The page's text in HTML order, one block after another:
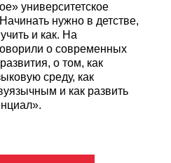
университетское
нужно в детстве,
и как. На
о современных
о том, как
среду, как
и как развить